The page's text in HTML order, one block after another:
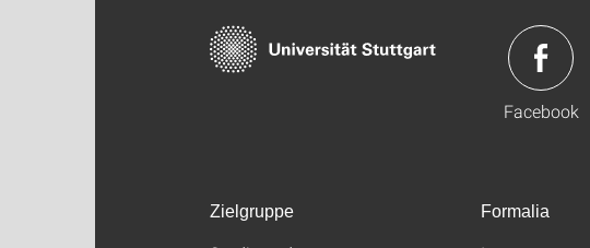
Facebook
Zielgruppe Formalia